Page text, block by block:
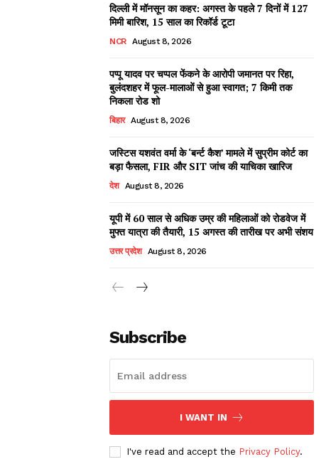
दिल्ली में मॉनसून का कहर: अगस्त के पहले 7 दिनों में 127
मिमी बारिश, 15 साल का रिकॉर्ड टूटा
NCR August 8, 2026
पप्पू यादव पर चप्पल फेंकने के आरोपी जमानत पर रिहा,
बुलंदशहर में फूल-मालाओं से हुआ स्वागत; 7 किमी तक
निकला रोड शो
बिहार August 8, 2026
जस्टिस यशवंत वर्मा के ‘बर्न्ट कैश’ मामले में सुप्रीम कोर्ट का
बड़ा फैसला, FIR और SIT जांच की याचिका खारिज
देश August 8, 2026
यूपी में 60 साल से अधिक उम्र की महिलाओं को रोडवेज में
मुफ्त यात्रा की तैयारी, 15 अगस्त की तारीख पर अभी संशय
उत्तर प्रदेश August 8, 2026
Subscribe
I WANT IN
I've read and accept the Privacy Policy.